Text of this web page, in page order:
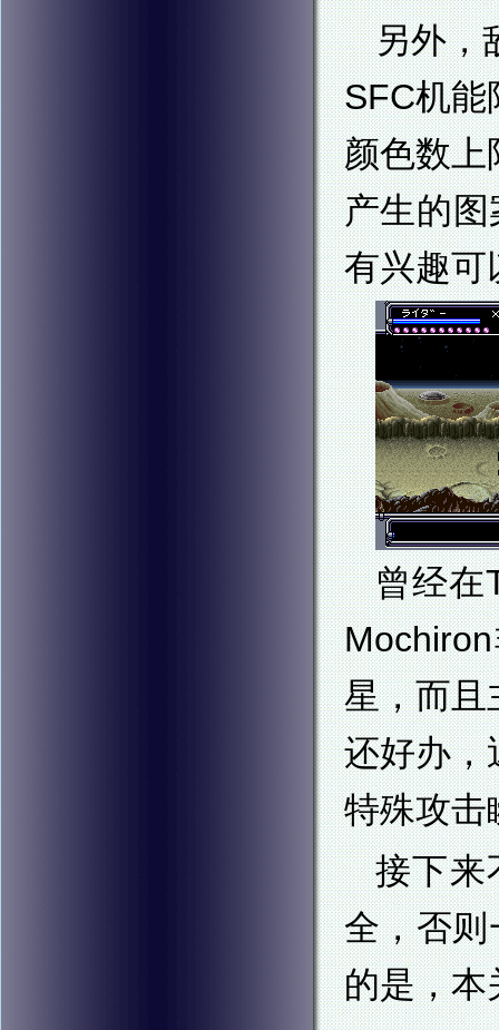
另外，
SFC机能
颜色数上
产生的
有兴趣可
曾经在
星，而且
还好办，
特殊攻击
接下来
全，否
的是，本